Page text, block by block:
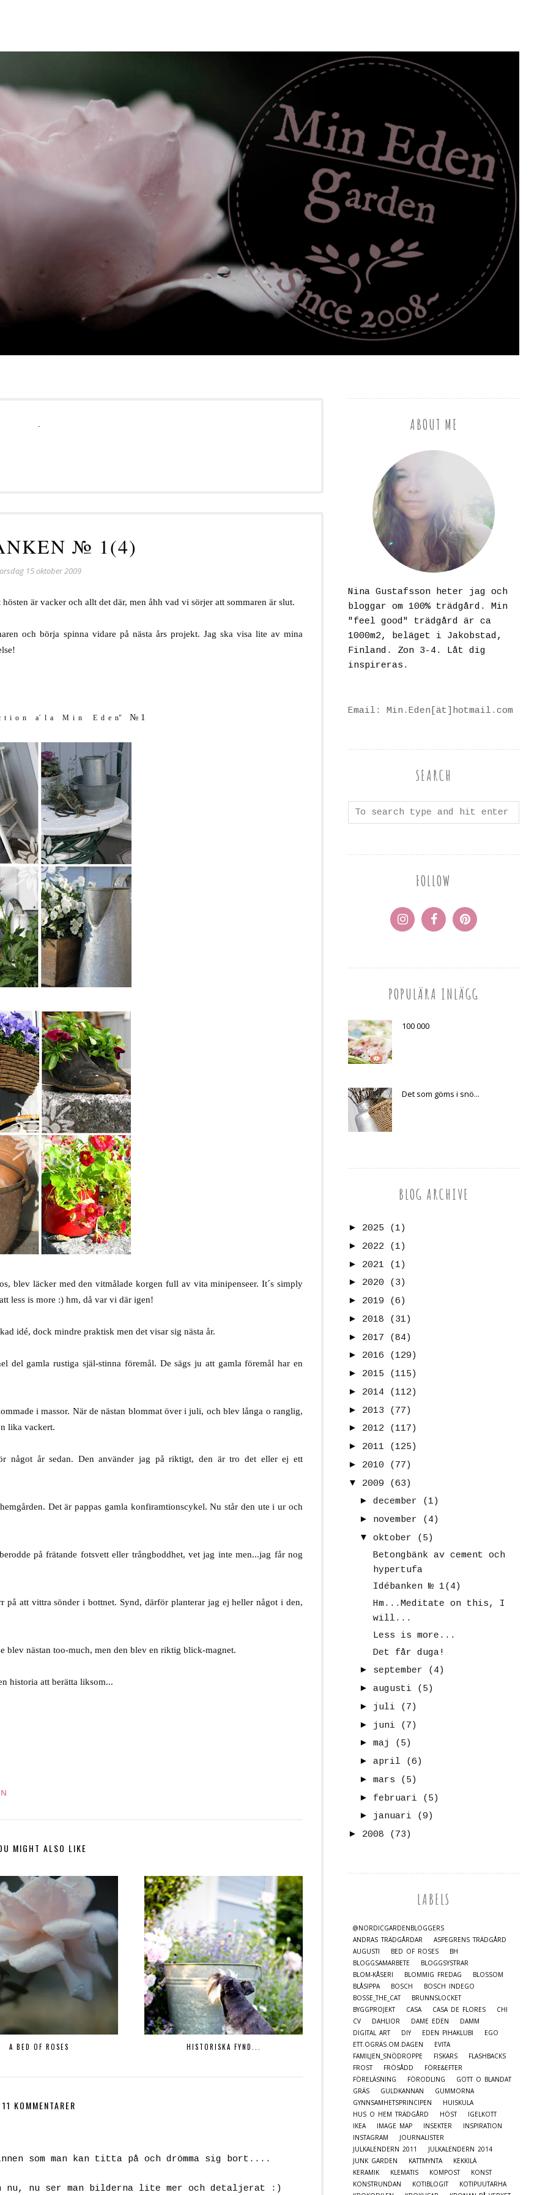
№ 1(4)
15 oktober 2009
är vacker och allt det där, men åhh vad vi sörjer att sommaren är slut.
och börja spinna vidare på nästa års projekt. Jag ska visa lite av mina
. t. i. o. n. .. a´. l. a. .. M. i. n.. .. E. d. e. n" № 1
blev läcker med den vitmålade korgen full av vita minipenseer. It´s simply
less is more :) hm, då var vi där igen!
idé, dock mindre praktisk men det visar sig nästa år.
del gamla rustiga själ-stinna föremål. De sägs ju att gamla föremål har en
i massor. När de nästan blommat över i juli, och blev långa o ranglig,
lika vackert.
något år sedan. Den använder jag på riktigt, den är tro det eller ej ett
Det är pappas gamla konfiramtionscykel. Nu står den ute i ur och
på frätande fotsvett eller trångboddhet, vet jag inte men...jag får nog
att vittra sönder i bottnet. Synd, därför planterar jag ej heller något i den,
blev nästan too-much, men den blev en riktig blick-magnet.
historia att berätta liksom...
MIGHT ALSO LIKE
A BED OF ROSES HISTORISKA FYND...
11 KOMMENTARER
som man kan titta på och drömma sig bort....
nu ser man bilderna lite mer och detaljerat :)
ABOUT ME
Nina Gustafsson heter jag och
bloggar om 100% trädgård. Min
"feel good" trädgård är ca
1000m2, beläget i Jakobstad,
Finland. Zon 3-4. Låt dig
inspireras.
Email: Min.Eden[ät]hotmail.com
SEARCH
FOLLOW
POPULÄRA INLÄGG
100 000
Det som göms i snö...
BLOG ARCHIVE
► 2025
(1)
► 2022
(1)
► 2021
(1)
► 2020
(3)
► 2019
(6)
► 2018
(31)
► 2017
(84)
► 2016
(129)
► 2015
(115)
► 2014
(112)
► 2013
(77)
► 2012
(117)
► 2011
(125)
► 2010
(77)
▼
2009
(63)
► december
(1)
► november
(4)
▼
oktober
(5)
Betongbänk av cement och
hypertufa
Idébanken № 1(4)
Hm...Meditate on this, I
will...
Less is more...
Det får duga!
► september
(4)
► augusti
(5)
► juli
(7)
► juni
(7)
► maj
(5)
► april
(6)
► mars
(5)
► februari
(5)
► januari
(9)
► 2008 (73)
LABELS
@NORDICGARDENBLOGGERS
ANDRAS TRÄDGÅRDAR
ASPEGRENS TRÄDGÅRD
AUGUSTI
BED OF ROSES
BH
BLOGGSAMARBETE
BLOGGSYSTRAR
BLOM-KÅSERI
BLOMMIG FREDAG
BLOSSOM
BLÅSIPPA
BOSCH
BOSCH INDEGO
BOSSE_THE_CAT
BRUNNSLOCKET
BYGGPROJEKT
CASA CASA DE FLORES
CHI
CV
DAHLIOR DAME EDEN
DAMM
DIGITAL ART
DIY EDEN PIHAKLUBI
EGO
ETT.OGRÄS.OM.DAGEN
EVITA
FAMILJEN_SNÖDROPPE
FISKARS
FLASHBACKS
FROST
FRÖSÅDD
FÖRE&EFTER
FÖRELÄSNING
FÖRODLING
GOTT O BLANDAT
GRÄS
GULDKANNAN
GUMMORNA
GYNNSAMHETSPRINCIPEN
HUISKULA
HUS O HEM TRÄDGÅRD
HÖST
IGELKOTT
IKEA
IMAGE MAP INSEKTER
INSPIRATION
INSTAGRAM
JOURNALISTER
JULKALENDERN 2011
JULKALENDERN 2014
JUNK GARDEN
KATTMYNTA
KEKKILÄ
KERAMIK
KLEMATIS KOMPOST
KONST
KONSTRUNDAN
KOTIBLOGIT
KOTIPUUTARHA